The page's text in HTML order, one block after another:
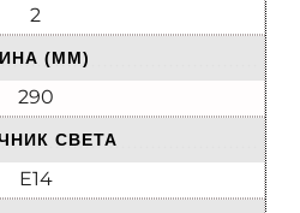
2
(ММ)
290
СВЕТА
E14